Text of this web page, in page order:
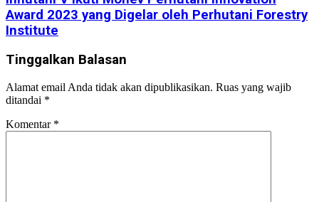
Award 2023 yang Digelar oleh Perhutani Forestry
Institute
Tinggalkan Balasan
Alamat email Anda tidak akan dipublikasikan. Ruas yang wajib
ditandai *
Komentar *